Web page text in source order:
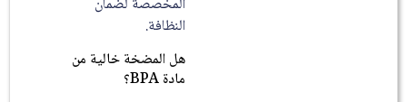
النظافة.
هل المضخة خالية من
مادة BPA؟